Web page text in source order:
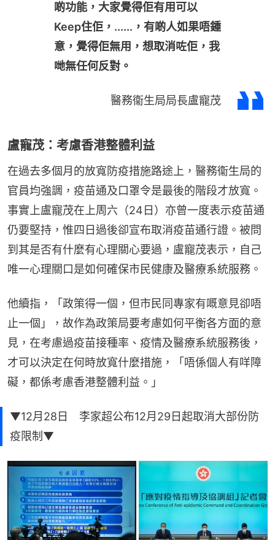
啲功能，大家覺得佢有用可以
Keep住佢，......，有啲人如果唔鍾
意，覺得佢無用，想取消咗佢，我
哋無任何反對。
醫務衞生局局長盧寵茂
盧寵茂：考慮香港整體利益
在過去多個月的放寬防疫措施路途上，醫務衞生局的
官員均強調，疫苗通及口罩令是最後的階段才放寬。
事實上盧寵茂在上周六（24日）亦曾一度表示疫苗通
仍要堅持，惟四日過後卻宣布取消疫苗通行證。被問
到其是否有什麼有心理關心要過，盧寵茂表示，自己
唯一心理關口是如何確保市民健康及醫療系統服務。
他續指，「政策得一個，但市民同專家有嘅意見卻唔
止一個」，故作為政策局要考慮如何平衡各方面的意
見，在考慮過疫苗接種率、疫情及醫療系統服務後，
才可以決定在何時放寬什麼措施，「唔係個人有咩障
礙，都係考慮香港整體利益。」
▼12月28日 李家超公布12月29日起取消大部份防
疫限制▼